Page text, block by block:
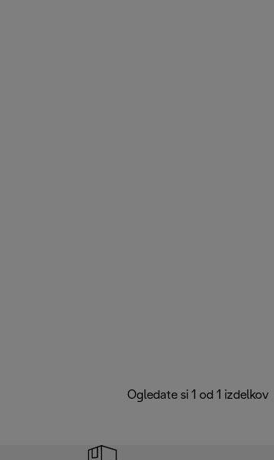
Ogledate si 1 od 1 izdelkov